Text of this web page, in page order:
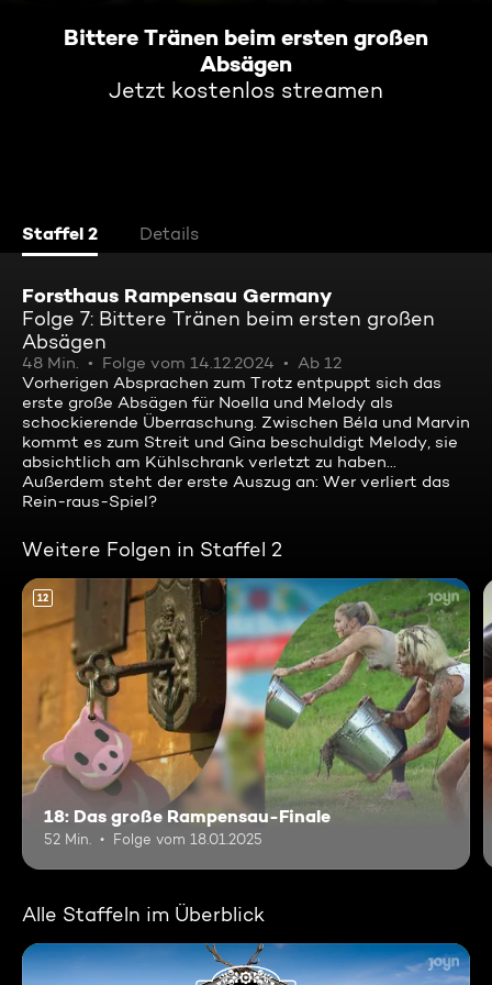
Bittere Tränen beim ersten großen
Absägen
Jetzt kostenlos streamen
Staffel 2 Details
Forsthaus Rampensau Germany
Folge 7: Bittere Tränen beim ersten großen
Absägen
48 Min. Folge vom 14.12.2024
Ab 12
Vorherigen Absprachen zum Trotz entpuppt sich das
erste große Absägen für Noella und Melody als
schockierende Überraschung. Zwischen Béla und Marvin
kommt es zum Streit und Gina beschuldigt Melody, sie
absichtlich am Kühlschrank verletzt zu haben...
Außerdem steht der erste Auszug an: Wer verliert das
Rein-raus-Spiel?
Weitere Folgen in Staffel 2
12
18: Das große Rampensau-Finale
52 Min. Folge vom 18.01.2025
Alle Staffeln im Überblick